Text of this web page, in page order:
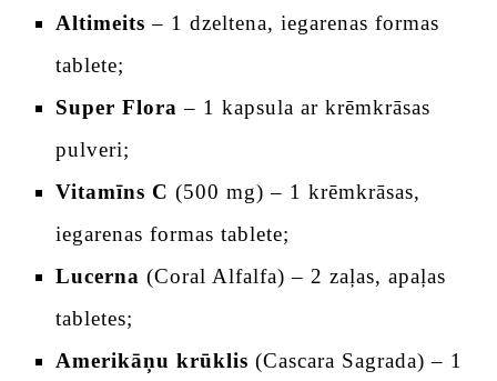
Altimeits – 1 dzeltena, iegarenas formas
tablete;
Super Flora – 1 kapsula ar krēmkrāsas
pulveri;
Vitamīns C (500 mg) – 1 krēmkrāsas,
iegarenas formas tablete;
Lucerna (Coral Alfalfa) – 2 zaļas, apaļas
tabletes;
Amerikāņu krūklis (Cascara Sagrada) – 1